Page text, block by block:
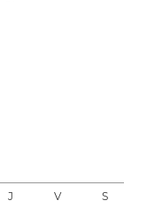
J V S